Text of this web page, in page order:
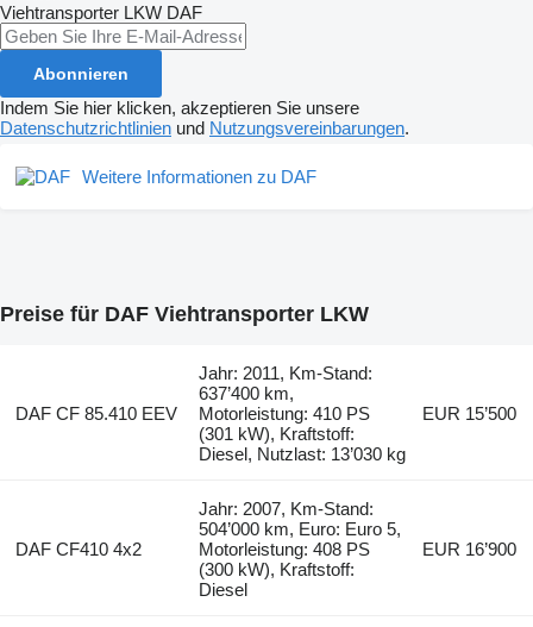
Viehtransporter LKW DAF
Abonnieren
Indem Sie hier klicken, akzeptieren Sie unsere
Datenschutzrichtlinien und Nutzungsvereinbarungen.
Weitere Informationen zu DAF
Preise für DAF Viehtransporter LKW
DAF CF 85.410 EEV
Jahr: 2011, Km-Stand:
637’400 km,
Motorleistung: 410 PS
(301 kW), Kraftstoff:
Diesel, Nutzlast: 13’030 kg
EUR 15’500
DAF CF410 4x2
Jahr: 2007, Km-Stand:
504’000 km, Euro: Euro 5,
Motorleistung: 408 PS
(300 kW), Kraftstoff:
Diesel
EUR 16’900